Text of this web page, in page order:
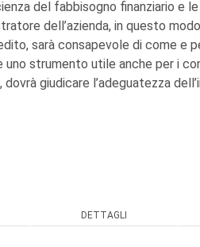
del fabbisogno finanziario e
dell’azienda, in questo
sarà consapevole di come e
uno strumento utile anche per i
dovrà giudicare l’adeguatezza
DETTAGLI